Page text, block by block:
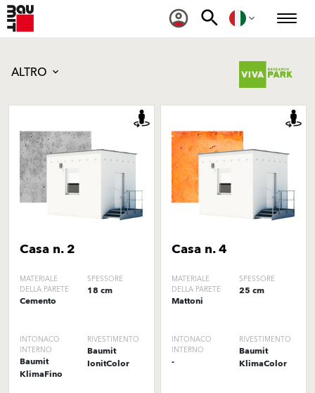
ALTRO
Casa n. 2
MATERIALE
DELLA PARETE
Cemento
SPESSORE
18 cm
INTONACO
INTERNO
Baumit
KlimaFino
RIVESTIMENTO
Baumit
IonitColor
Casa n. 4
MATERIALE
DELLA PARETE
Mattoni
SPESSORE
25 cm
INTONACO
INTERNO
-
RIVESTIMENTO
Baumit
KlimaColor